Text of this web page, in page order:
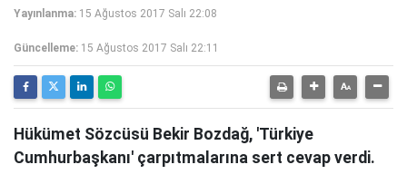
Yayınlanma: 15 Ağustos 2017 Salı 22:08
Güncelleme: 15 Ağustos 2017 Salı 22:11
Hükümet Sözcüsü Bekir Bozdağ, 'Türkiye
Cumhurbaşkanı' çarpıtmalarına sert cevap verdi.